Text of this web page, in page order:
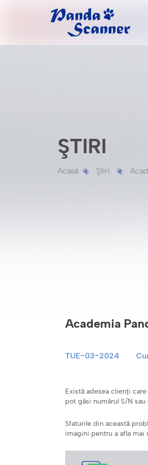
ŞTIRI
Acasă Ştiri
Academia
TUE-03-2024
Există adesea clienți
pot găsi numărul S/N sau
Sfaturile din această
imagini pentru a afla mai